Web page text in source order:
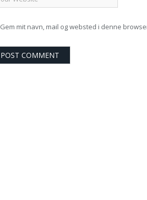
Gem mit navn, mail og websted i denne